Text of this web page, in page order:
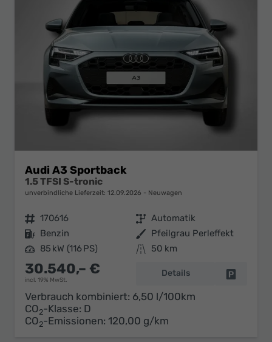
Audi A3 Sportback
1.5 TFSI S-tronic
unverbindliche Lieferzeit: 12.09.2026 Neuwagen
Fahrzeugnr. 170616 Getriebe Automatik
Kraftstoff Benzin Außenfarbe Pfeilgrau Perleffekt
Leistung 85 kW (116 PS) Kilometerstand 50 km
30.540,– €
incl. 19% MwSt.
Details
Verbrauch kombiniert: 6,50 l/100km
CO2-Klasse: D
CO2-Emissionen: 120,00 g/km